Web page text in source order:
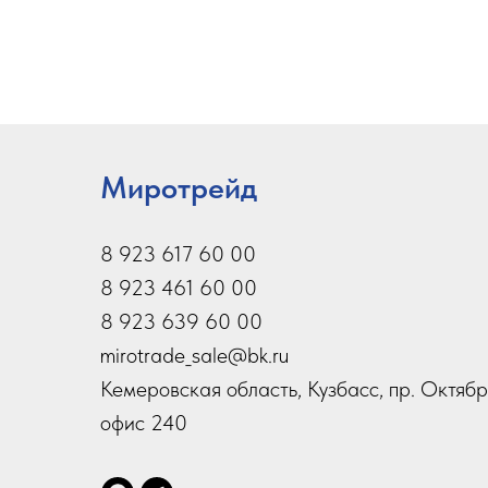
Миротрейд
8 923 617 60 00
8 923 461 60 00
8 923 639 60 00
mirotrade_sale@bk.ru
Кемеровская область, Кузбасс, пр.
офис 240